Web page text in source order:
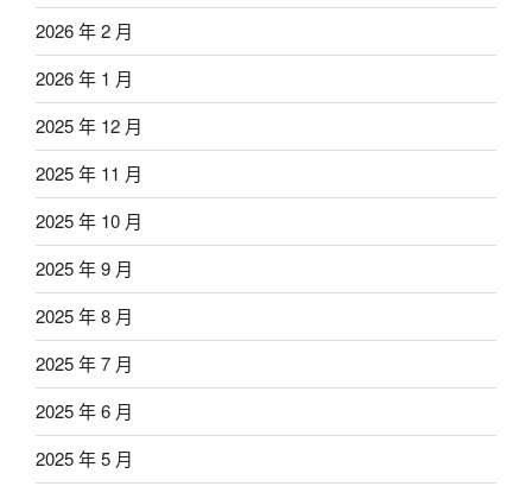
2026 年 2 月
2026 年 1 月
2025 年 12 月
2025 年 11 月
2025 年 10 月
2025 年 9 月
2025 年 8 月
2025 年 7 月
2025 年 6 月
2025 年 5 月